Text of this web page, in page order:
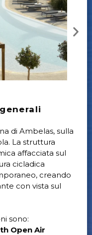
di Ambelas, sulla
La struttura
affacciata sul
cicladica
creando
con vista sul
sono:
Open Air